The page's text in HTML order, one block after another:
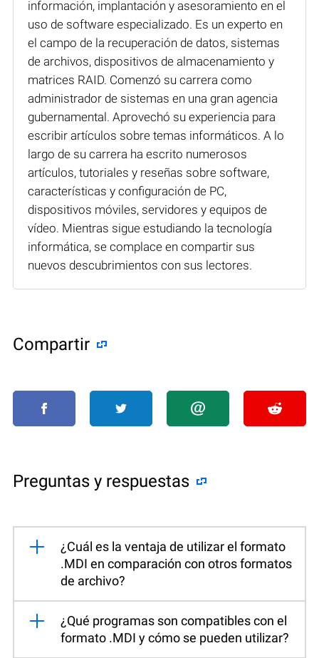
información, implantación y asesoramiento en el
uso de software especializado. Es un experto en
el campo de la recuperación de datos, sistemas
de archivos, dispositivos de almacenamiento y
matrices RAID. Comenzó su carrera como
administrador de sistemas en una gran agencia
gubernamental. Aprovechó su experiencia para
escribir artículos sobre temas informáticos. A lo
largo de su carrera ha escrito numerosos
artículos, tutoriales y reseñas sobre software,
características y configuración de PC,
dispositivos móviles, servidores y equipos de
vídeo. Mientras sigue estudiando la tecnología
informática, se complace en compartir sus
nuevos descubrimientos con sus lectores.
Compartir
Preguntas y respuestas
¿Cuál es la ventaja de utilizar el formato
.MDI en comparación con otros formatos
de archivo?
¿Qué programas son compatibles con el
formato .MDI y cómo se pueden utilizar?